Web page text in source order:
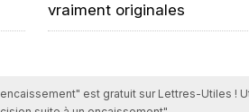
vraiment originales
est gratuit sur Lettres-Utiles !